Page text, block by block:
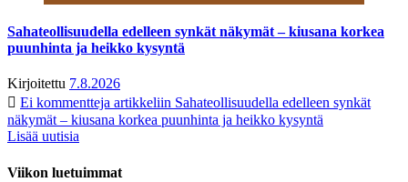
Sahateollisuudella edelleen synkät näkymät – kiusana korkea
puunhinta ja heikko kysyntä
Kirjoitettu 7.8.2026
Ei kommentteja artikkeliin Sahateollisuudella edelleen synkät
näkymät – kiusana korkea puunhinta ja heikko kysyntä
Lisää uutisia
Viikon luetuimmat